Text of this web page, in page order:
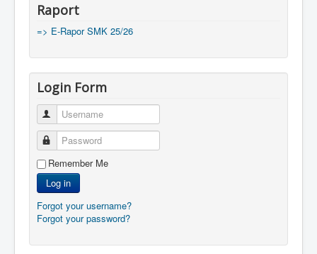
Raport
=> E-Rapor SMK 25/26
Login Form
Username
Password
Remember Me
Log in
Forgot your username?
Forgot your password?